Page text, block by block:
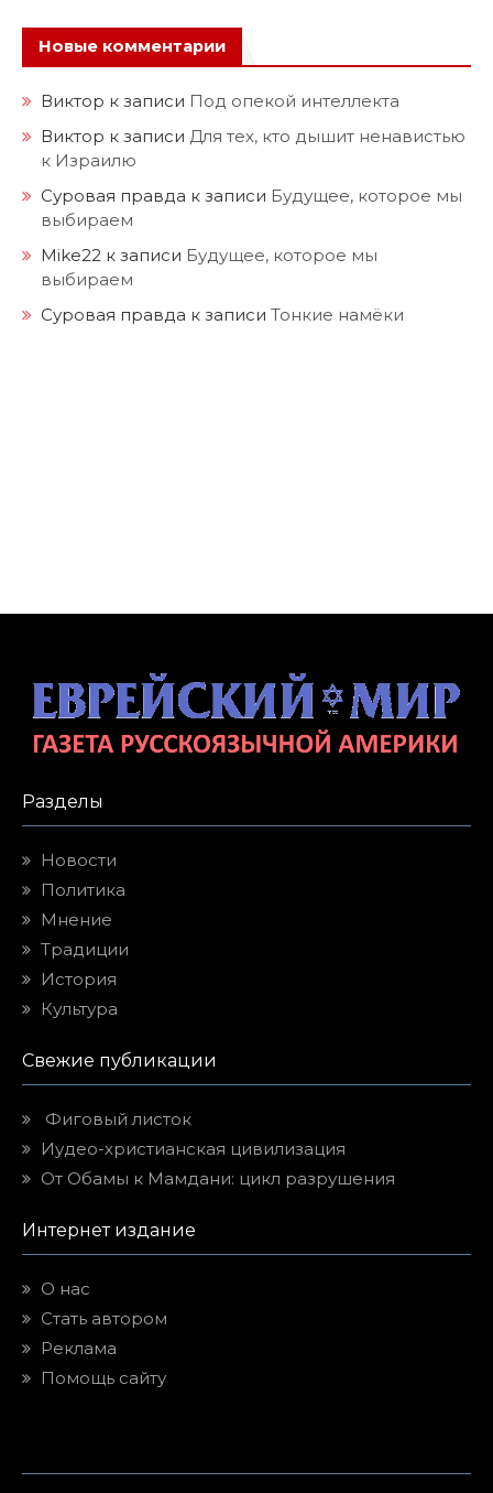
Новые комментарии
Виктор к записи Под опекой интеллекта
Виктор к записи Для тех, кто дышит ненавистью
к Израилю
Суровая правда к записи Будущее, которое мы
выбираем
Mike22 к записи Будущее, которое мы
выбираем
Суровая правда к записи Тонкие намёки
Разделы
Новости
Политика
Мнение
Традиции
История
Культура
Свежие публикации
Фиговый листок
Иудео-христианская цивилизация
От Обамы к Мамдани: цикл разрушения
Интернет издание
О нас
Стать автором
Реклама
Помощь сайту